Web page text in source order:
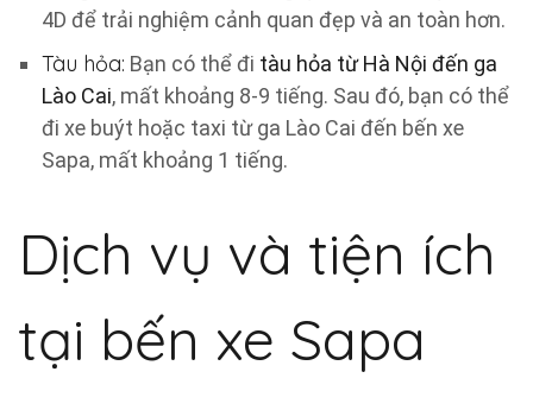
4D để trải nghiệm cảnh quan đẹp và an toàn hơn.
Tàu hỏa: Bạn có thể đi tàu hỏa từ Hà Nội đến ga
Lào Cai, mất khoảng 8-9 tiếng. Sau đó, bạn có thể
đi xe buýt hoặc taxi từ ga Lào Cai đến bến xe
Sapa, mất khoảng 1 tiếng.
Dịch vụ và tiện ích
tại bến xe Sapa